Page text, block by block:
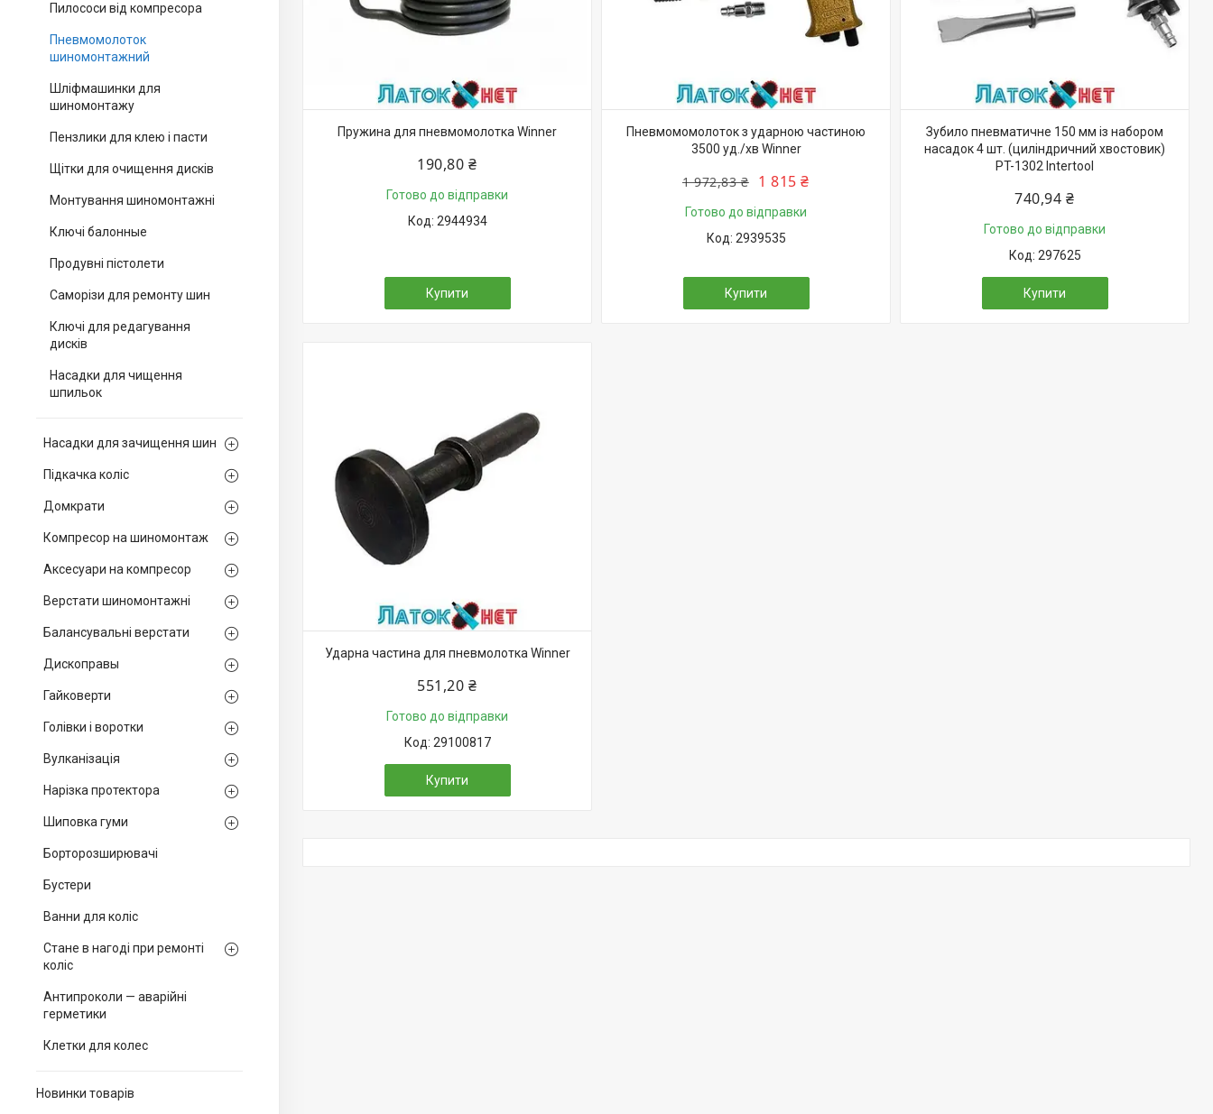
Пилососи від компресора
Пневмомолоток
шиномонтажний
Шліфмашинки для
шиномонтажу
Пензлики для клею і пасти
Щітки для очищення дисків
Монтування шиномонтажні
Ключі балонные
Продувні пістолети
Саморізи для ремонту шин
Ключі для редагування
дисків
Насадки для чищення
шпильок
Насадки для зачищення шин
Підкачка коліс
Домкрати
Компресор на шиномонтаж
Аксесуари на компресор
Верстати шиномонтажні
Балансувальні верстати
Дископравы
Гайковерти
Голівки і воротки
Вулканізація
Нарізка протектора
Шиповка гуми
Борторозширювачі
Бустери
Ванни для коліс
Стане в нагоді при ремонті
коліс
Антипроколи — аварійні
герметики
Клетки для колес
Новинки товарів
Пружина для пневмомолотка Winner
190,80 ₴
Готово до відправки
2944934
Купити
Пневмомомолоток з ударною частиною
3500 уд./хв Winner
1 972,83 ₴ 1 815 ₴
Готово до відправки
2939535
Купити
Зубило пневматичне 150 мм із набором
насадок 4 шт. (циліндричний хвостовик)
PT-1302 Intertool
740,94 ₴
Готово до відправки
297625
Купити
Ударна частина для пневмолотка Winner
551,20 ₴
Готово до відправки
29100817
Купити